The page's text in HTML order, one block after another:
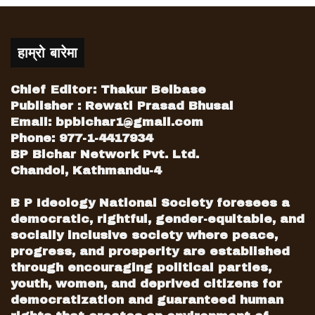
कोशी, कालीगण्डकी र कर्णाली करिडोर ।
कोशी करिडोर तेह्रथुमको बसन्तपुरदेखि उत्तरी तिब्बती
सिमाना किमाथाङ्कासम्म पुग्छ । यसको लम्बाइ १६२
अर्ब २० करोड रहेको छ ।
यसैगरी, कालीगण्डकी करिडोर भने नवलपरासीको
गैंडाकोटदेखि मुस्ताङको कोरलासम्म पुग्नेछ ।
प्रस्तावित करिडोरमध्ये यो नै सर्वाधिक लामो हो ।
आयोजनाको लागत रु।२८ अर्ब ८० करोड अनुमान
गरिएको छ ।
यस अतिरिक्त, कर्णाली करिडोर खुलालु सिमकोट
खण्डमा करीब १९६ किमि र हिल्सा सिमकोट खण्डमा
करीब ८८ किमि सडक निर्माण गर्ने लक्ष्य राखिएको छ ।
हाम्रो बारेमा
Chief Editor: Thakur Belbase
Publisher : Rewati Prasad Bhusal
Email: bpbichar1@gmail.com
Phone: 977-1-4417934
BP Bichar Network Pvt. Ltd.
Chandol, Kathmandu-4
B P Ideology National Society foresees a
democratic, rightful, gender-equitable, and
socially inclusive society where peace,
progress, and prosperity are established
through encouraging political parties,
youth, women, and deprived citizens for
democratization and guaranteed human